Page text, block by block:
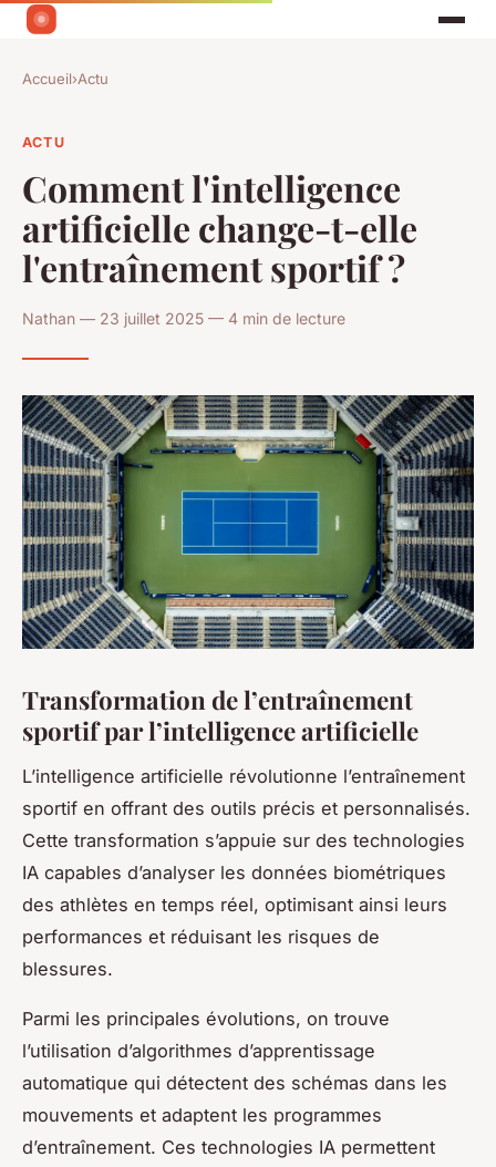
Accueil›Actu
ACTU
Comment l'intelligence
artificielle change-t-elle
l'entraînement sportif ?
Nathan — 23 juillet 2025 — 4 min de lecture
Transformation de l’entraînement
sportif par l’intelligence artificielle
L’intelligence artificielle révolutionne l’entraînement
sportif en offrant des outils précis et personnalisés.
Cette transformation s’appuie sur des technologies
IA capables d’analyser les données biométriques
des athlètes en temps réel, optimisant ainsi leurs
performances et réduisant les risques de
blessures.
Parmi les principales évolutions, on trouve
l’utilisation d’algorithmes d’apprentissage
automatique qui détectent des schémas dans les
mouvements et adaptent les programmes
d’entraînement. Ces technologies IA permettent